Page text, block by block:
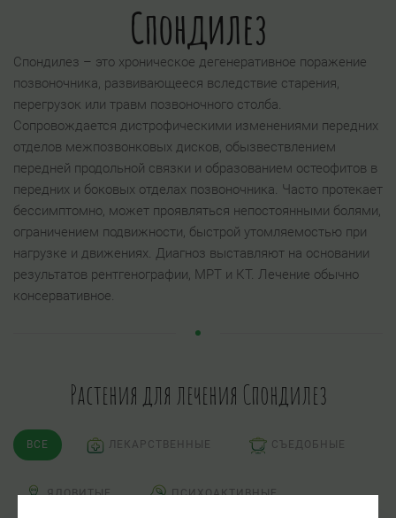
Спондилез
Спондилез – это хроническое дегенеративное поражение
позвоночника, развивающееся вследствие старения,
перегрузок или травм позвоночного столба.
Сопровождается дистрофическими изменениями передних
отделов межпозвонковых дисков, обызвествлением
передней продольной связки и образованием остеофитов в
передних и боковых отделах позвоночника. Часто протекает
бессимптомно, может проявляться непостоянными болями,
ограничением подвижности, быстрой утомляемостью при
нагрузке и движениях. Диагноз выставляют на основании
результатов рентгенографии, МРТ и КТ. Лечение обычно
консервативное.
Растения для лечения Спондилез
ВСЕ ЛЕКАРСТВЕННЫЕ СЪЕДОБНЫЕ
ЯДОВИТЫЕ ПСИХОАКТИВНЫЕ